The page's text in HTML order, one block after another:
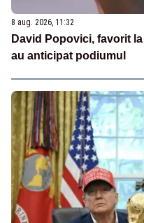
8 aug. 2026, 11:32
David Popovici, favorit
au anticipat podiumul